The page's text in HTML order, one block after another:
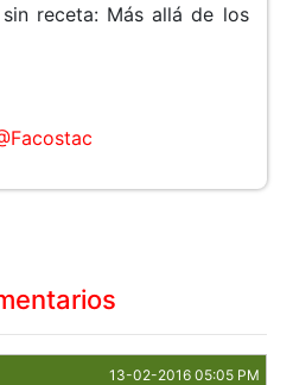
sin receta: Más allá de los
13-02-2016 05:05 PM